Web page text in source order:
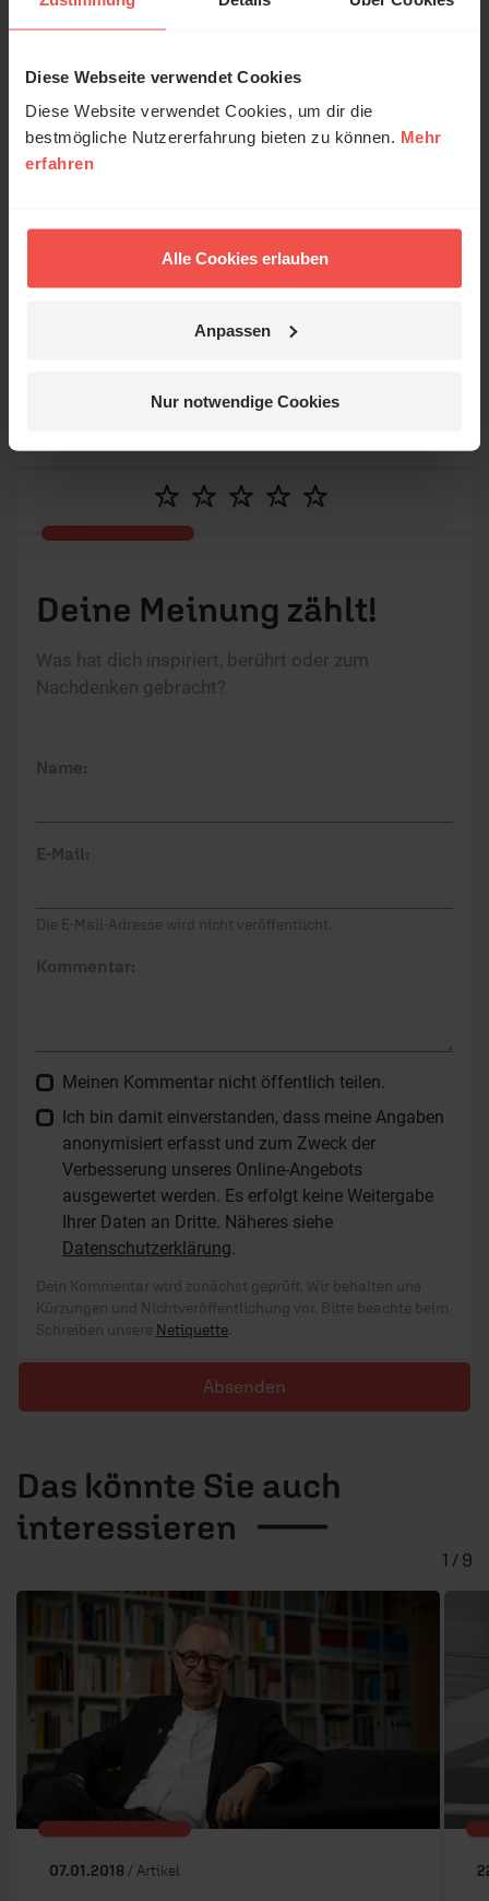
Diese Webseite verwendet Cookies
Diese Website verwendet Cookies, um dir die
bestmögliche Nutzererfahrung bieten zu können. Mehr
erfahren
Alle Cookies erlauben
Anpassen
Nur notwendige Cookies
Beitrag?
ERF.de auf Google bevorzugen
Artikel sind kostenlos, da wir uns über Spenden
Deine Meinung zählt!
Was hat dich inspiriert, berührt oder zum
Nachdenken gebracht?
Name:
E-Mail:
Die E-Mail-Adresse wird nicht veröffentlicht.
Kommentar:
Meinen Kommentar nicht öffentlich teilen.
Ich bin damit einverstanden, dass meine Angaben
anonymisiert erfasst und zum Zweck der
Verbesserung unseres Online-Angebots
ausgewertet werden. Es erfolgt keine Weitergabe
Ihrer Daten an Dritte. Näheres siehe
Datenschutzerklärung.
Dein Kommentar wird zunächst geprüft. Wir behalten uns
Kürzungen und Nichtveröffentlichung vor. Bitte beachte beim
Schreiben unsere Netiquette.
Absenden
Das könnte Sie auch
interessieren
07.01.2018 / Artikel
1 / 9